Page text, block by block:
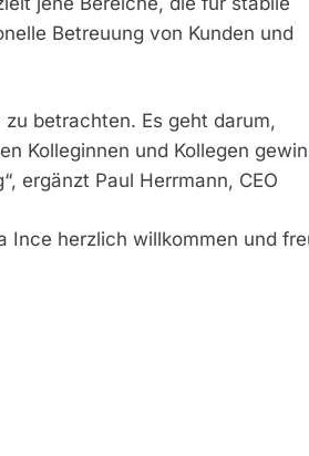
Betreuung von Kunden und
betrachten. Es geht darum,
Kolleginnen und Kollegen
ergänzt Paul Herrmann, CEO
Ince herzlich willkommen und